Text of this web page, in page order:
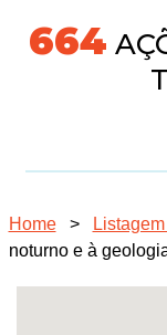
718
Home >
noturno e à